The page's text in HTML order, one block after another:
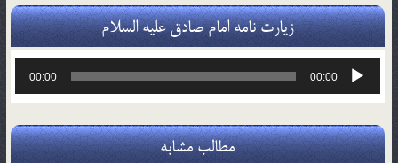
زیارت نامه امام صادق علیه السلام
پخش‌کننده
00:00
00:00
مطالب مشابه